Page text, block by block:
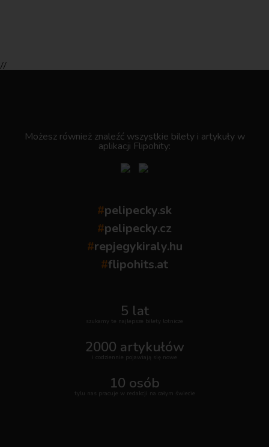
//
Możesz również znaleźć wszystkie bilety i artykuły w
aplikacji Flipohity:
#pelipecky.sk
#pelipecky.cz
#repjegykiraly.hu
#flipohits.at
5 lat
szukamy te najlepsze bilety lotnicze
2000 artykułów
i codziennie pojawiają się nowe
10 osób
tylu nas pracuje w redakcji na całym świecie